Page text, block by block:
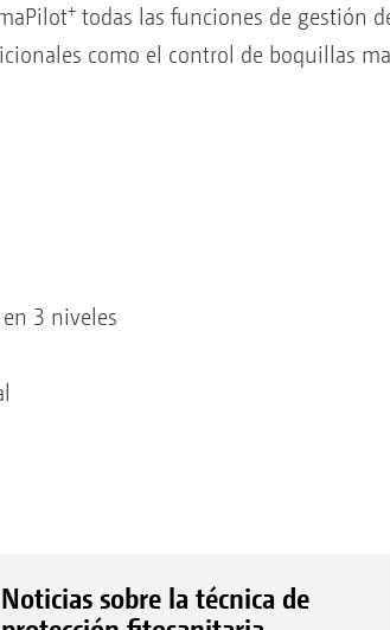
+todas las funciones de gestión
como el control de boquillas
3 niveles
Noticias sobre la técnica de